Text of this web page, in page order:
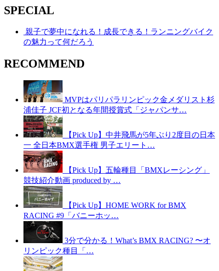
SPECIAL
親子で夢中になれる！成長できる！ランニングバイク
の魅力って何だろう
RECOMMEND
MVPはパリパラリンピック金メダリスト杉
浦佳子 JCF初となる年間授賞式「ジャパンサ…
【Pick Up】中井飛馬が5年ぶり2度目の日本
一 全日本BMX選手権 男子エリート…
【Pick Up】五輪種目「BMXレーシング」
競技紹介動画 produced by …
【Pick Up】HOME WORK for BMX
RACING #9「バニーホッ…
3分で分かる！What’s BMX RACING? 〜オ
リンピック種目「…